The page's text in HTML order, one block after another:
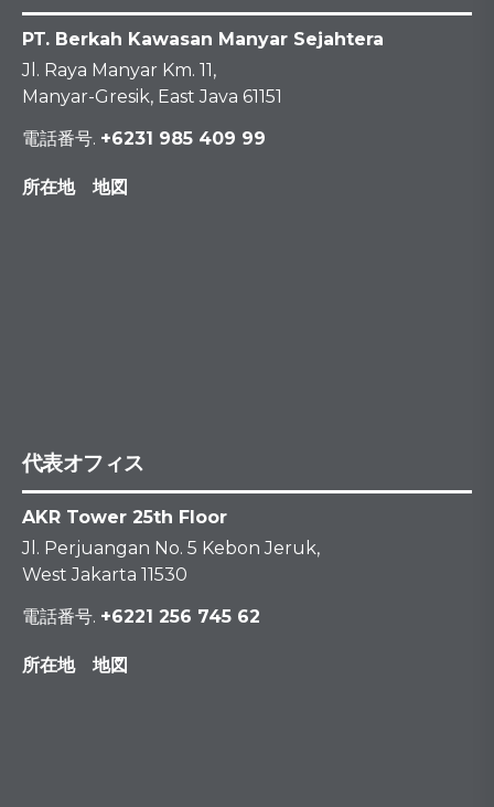
PT. Berkah Kawasan Manyar Sejahtera
Jl. Raya Manyar Km. 11,
Manyar-Gresik, East Java 61151
電話番号. +6231 985 409 99
所在地 地図
代表オフィス
AKR Tower 25th Floor
Jl. Perjuangan No. 5 Kebon Jeruk,
West Jakarta 11530
電話番号. +6221 256 745 62
所在地 地図